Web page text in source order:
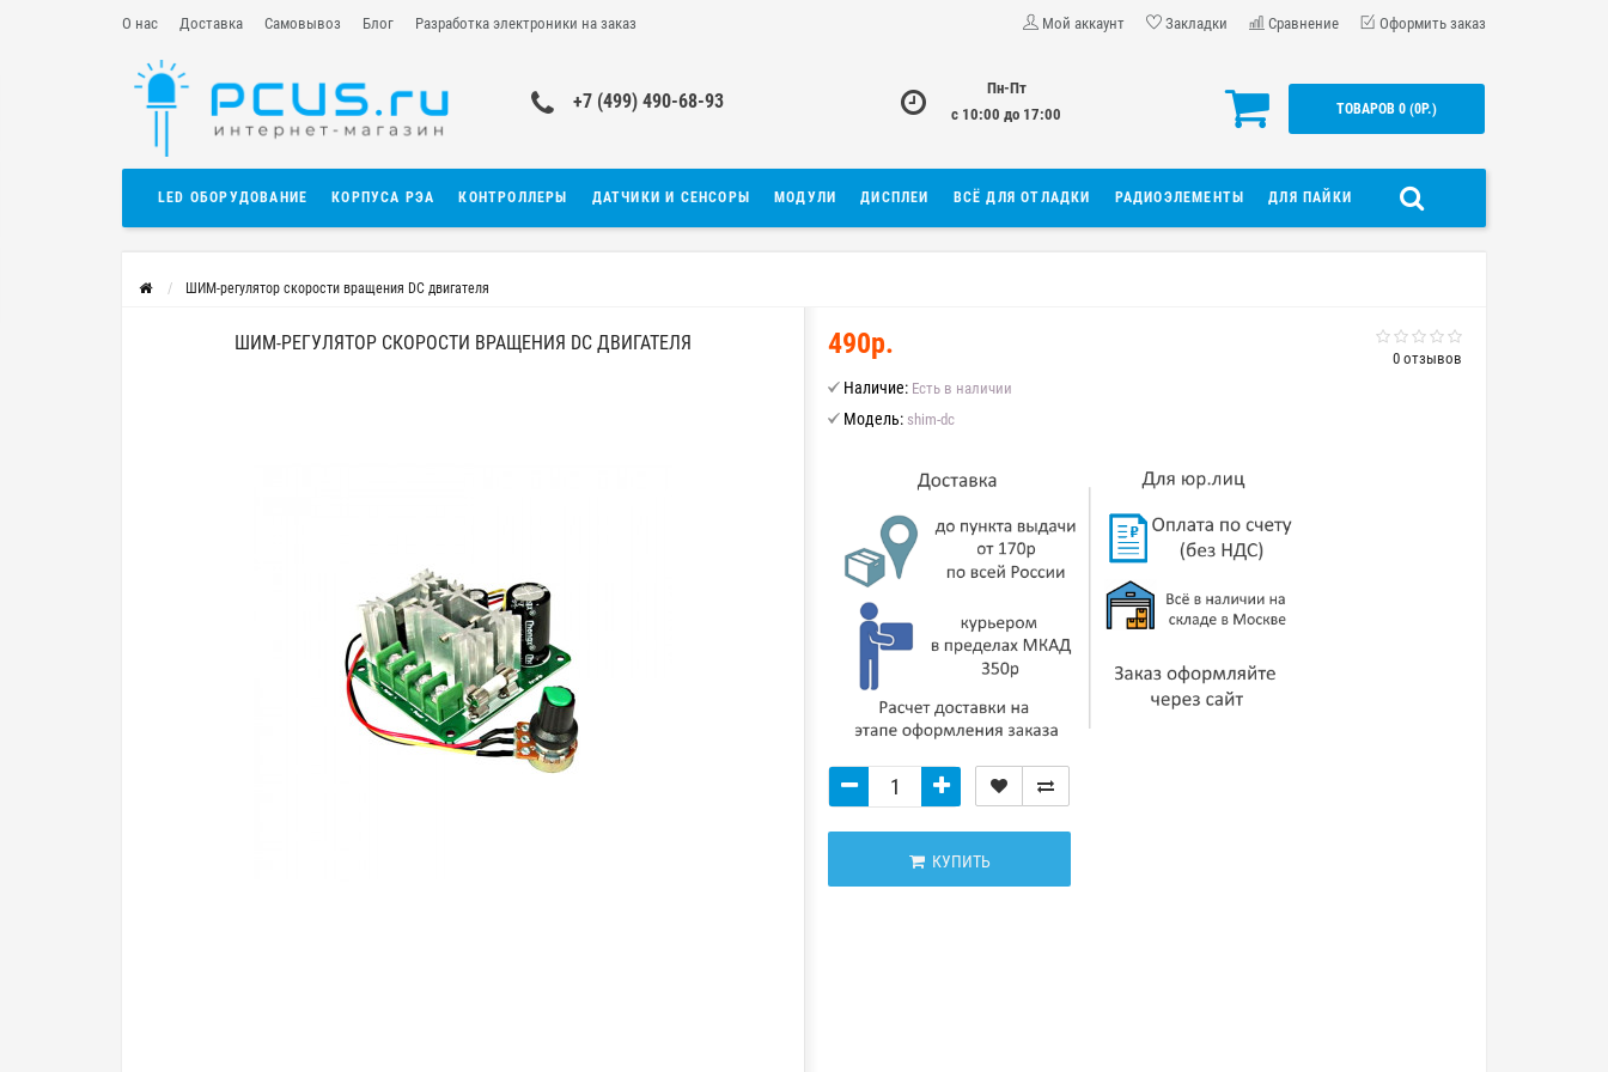
О нас Доставка Самовывоз Блог Разработка электроники на заказ Мой аккаунт Закладки Сравнение Оформить заказ
+7 (499) 490-68-93
Пн-Пт
с 10:00 до 17:00
ТОВАРОВ 0 (0Р.)
LED ОБОРУДОВАНИЕ КОРПУСА РЭА КОНТРОЛЛЕРЫ ДАТЧИКИ И СЕНСОРЫ МОДУЛИ ДИСПЛЕИ ВСЁ ДЛЯ ОТЛАДКИ РАДИОЭЛЕМЕНТЫ ДЛЯ ПАЙКИ
ШИМ-регулятор скорости вращения DC двигателя
ШИМ-РЕГУЛЯТОР СКОРОСТИ ВРАЩЕНИЯ DC ДВИГАТЕЛЯ
0 отзывов
490р.
Наличие: Есть в наличии
Модель: shim-dc
КУПИТЬ